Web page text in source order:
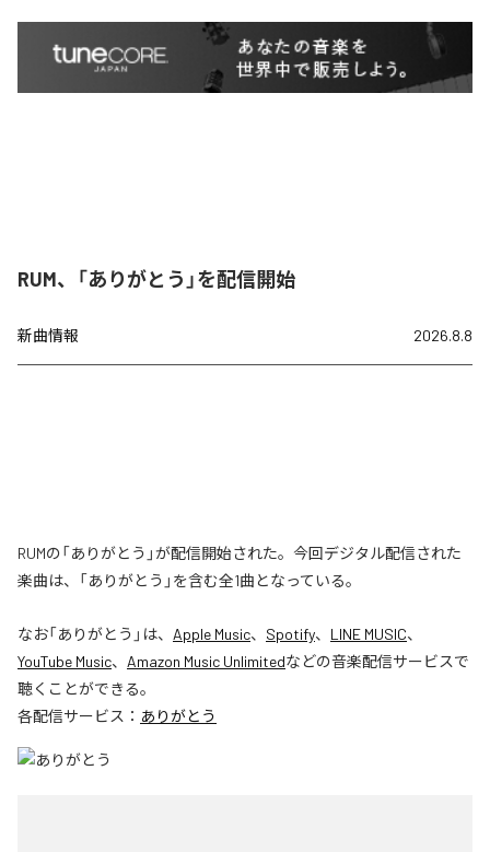
RUM、「ありがとう」を配信開始
新曲情報 2026.8.8
RUMの「ありがとう」が配信開始された。今回デジタル配信された
楽曲は、「ありがとう」を含む全1曲となっている。
なお「ありがとう 」は、 Apple Music、 Spotify、 LINE MUSIC、
YouTube Music、 Amazon Music Unlimitedなどの音楽配信サービスで
聴くことができる。
各配信サービス： ありがとう